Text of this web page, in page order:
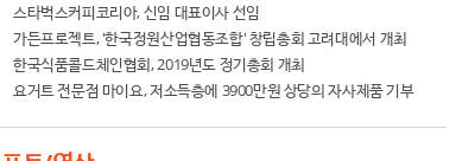
스타벅스커피코리아, 신임 대표이사 선임
가든프로젝트, '한국정원산업협동조합' 창립총회 고려대에서 개최
한국식품콜드체인협회, 2019년도 정기총회 개최
요거트 전문점 마이요, 저소득층에 3900만원 상당의 자사제품 기부